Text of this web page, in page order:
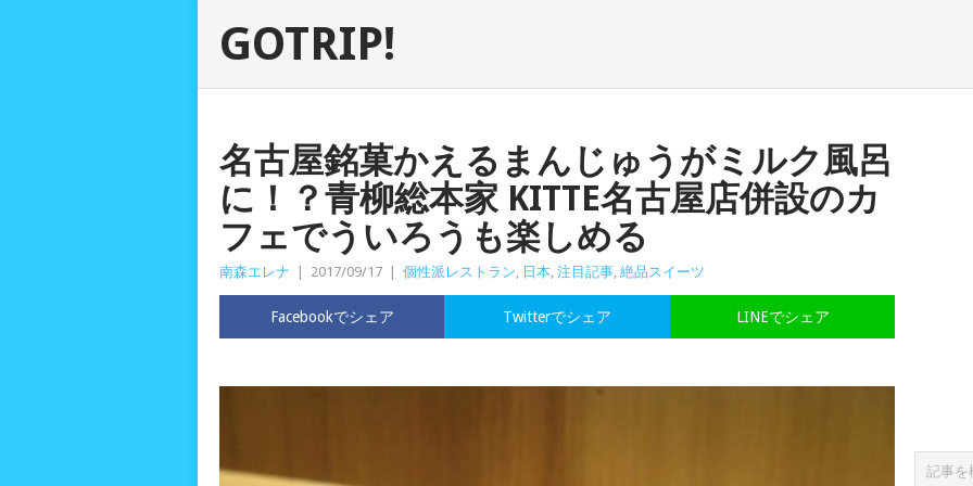
GOTRIP!
名古屋銘菓かえるまんじゅうがミルク風呂
に！？青柳総本家 KITTE名古屋店併設のカ
フェでういろうも楽しめる
南森エレナ 2017/09/17 個性派レストラン, 日本, 注目記事, 絶品スイーツ
Facebookでシェア LINEでシェア
Twitterでシェア